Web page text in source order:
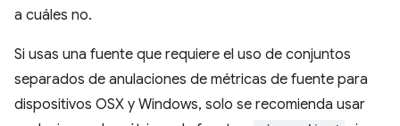
a cuáles no.
Si usas una fuente que requiere el uso de conjuntos
separados de anulaciones de métricas de fuente para
dispositivos OSX y Windows, solo se recomienda usar